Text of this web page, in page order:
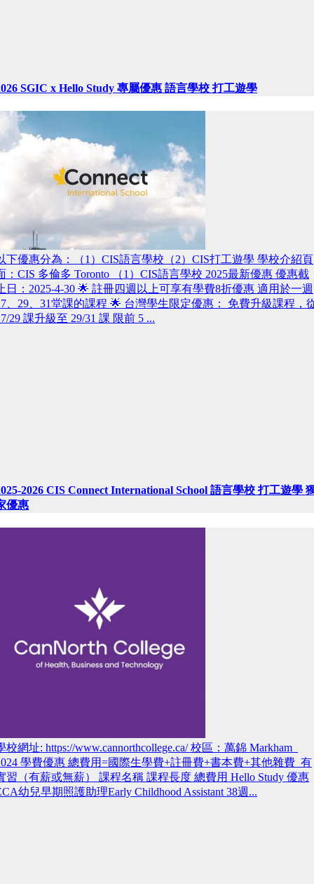
SGIC x Hello Study 專屬優惠 語言學校 打工遊學
下優惠分為：（1）CIS語言學校（2）CIS打工遊學 學校介紹頁
：CIS 多倫多 Toronto （1）CIS語言學校 2025最新優惠 優惠截
日：2025-4-30 🌟 註冊四週以上可享有學費8折優惠 適用於一週
、29、31堂課的課程 🌟 台灣學生限定優惠： 免費升級課程，
29 課升級至 29/31 課 限前 5 ...
2026 CIS Connect International School 語言學校 打工遊學
優惠
校網址: https://www.cannorthcollege.ca/ 校區：萬錦 Markham
學費優惠 總費用=國際生學費+註冊費+書本費+其他雜費 有
習（有薪或無薪） 課程名稱 課程長度 總費用 Hello Study 優惠
幼兒早期照護助理Early Childhood Assistant 38週...